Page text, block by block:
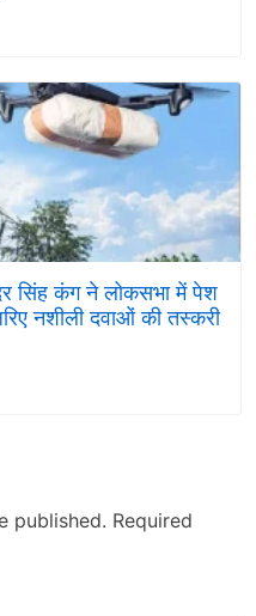
सिंह कंग ने लोकसभा में पेश
नशीली दवाओं की तस्करी
published. Required